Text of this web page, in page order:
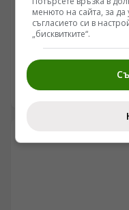
РУСИЯ
Русия
вербуването на
/Поглед.инфо/
подписани от
обхвата на
престъпления да
фактическо
08.08.2026 06:50
менюто на сайта, за да
съгласието си в
„бисквитките“.